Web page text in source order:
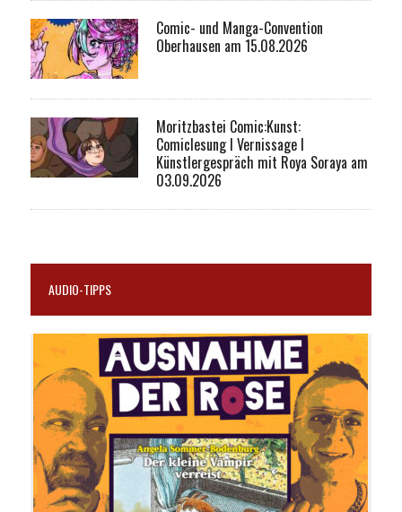
Comic- und Manga-Convention
Oberhausen am 15.08.2026
Moritzbastei Comic:Kunst:
Comiclesung I Vernissage I
Künstlergespräch mit Roya Soraya am
03.09.2026
AUDIO-TIPPS